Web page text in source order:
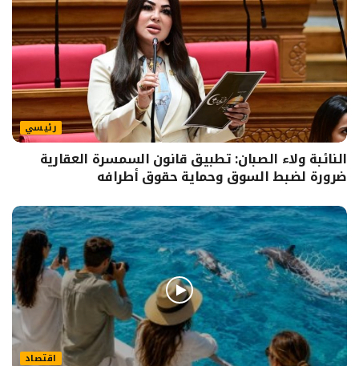
رئيسي
النائبة ولاء الصبان: تطبيق قانون السمسرة العقارية
ضرورة لضبط السوق وحماية حقوق أطرافه
اقتصاد